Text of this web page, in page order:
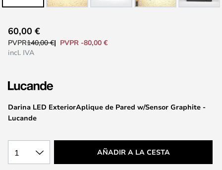
comienzo
galería
imágenes
Darina LED ExteriorAplique de Pared w/Sensor Graphite -
Lucande
60,00 €
PVPR140,00 €
PVPR -80,00 €
incl. IVA
1 AÑADIR A LA CESTA